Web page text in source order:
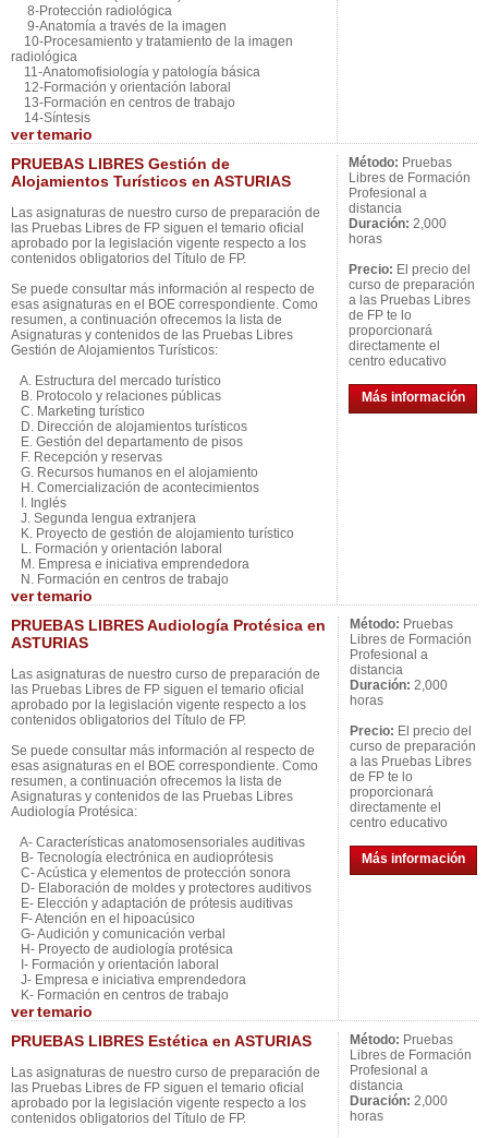
8-Protección radiológica
9-Anatomía a través de la imagen
10-Procesamiento y tratamiento de la imagen
radiológica
11-Anatomofisiología y patología básica
12-Formación y orientación laboral
13-Formación en centros de trabajo
14-Síntesis
vertemario
PRUEBAS LIBRES Gestión de
Alojamientos Turísticos en ASTURIAS
Las asignaturas de nuestro curso de preparación de
las Pruebas Libres de FP siguen el temario oficial
aprobado por la legislación vigente respecto a los
contenidos obligatorios del Título de FP.
Se puede consultar más información al respecto de
esas asignaturas en el BOE correspondiente. Como
resumen, a continuación ofrecemos la lista de
Asignaturas y contenidos de las Pruebas Libres
Gestión de Alojamientos Turísticos:
A. Estructura del mercado turístico
B. Protocolo y relaciones públicas
C. Marketing turístico
D. Dirección de alojamientos turísticos
E. Gestión del departamento de pisos
F. Recepción y reservas
G. Recursos humanos en el alojamiento
H. Comercialización de acontecimientos
I. Inglés
J. Segunda lengua extranjera
K. Proyecto de gestión de alojamiento turístico
L. Formación y orientación laboral
M. Empresa e iniciativa emprendedora
N. Formación en centros de trabajo
vertemario
Método: Pruebas
Libres de Formación
Profesional a
distancia
Duración: 2,000
horas
Precio: El precio del
curso de preparación
a las Pruebas Libres
de FP te lo
proporcionará
directamente el
centro educativo
Más información
PRUEBAS LIBRES Audiología Protésica en
ASTURIAS
Las asignaturas de nuestro curso de preparación de
las Pruebas Libres de FP siguen el temario oficial
aprobado por la legislación vigente respecto a los
contenidos obligatorios del Título de FP.
Se puede consultar más información al respecto de
esas asignaturas en el BOE correspondiente. Como
resumen, a continuación ofrecemos la lista de
Asignaturas y contenidos de las Pruebas Libres
Audiología Protésica:
A- Características anatomosensoriales auditivas
B- Tecnología electrónica en audioprótesis
C- Acústica y elementos de protección sonora
D- Elaboración de moldes y protectores auditivos
E- Elección y adaptación de prótesis auditivas
F- Atención en el hipoacúsico
G- Audición y comunicación verbal
H- Proyecto de audiología protésica
I- Formación y orientación laboral
J- Empresa e iniciativa emprendedora
K- Formación en centros de trabajo
vertemario
Método: Pruebas
Libres de Formación
Profesional a
distancia
Duración: 2,000
horas
Precio: El precio del
curso de preparación
a las Pruebas Libres
de FP te lo
proporcionará
directamente el
centro educativo
Más información
PRUEBAS LIBRES Estética en ASTURIAS
Las asignaturas de nuestro curso de preparación de
las Pruebas Libres de FP siguen el temario oficial
aprobado por la legislación vigente respecto a los
contenidos obligatorios del Título de FP.
Método: Pruebas
Libres de Formación
Profesional a
distancia
Duración: 2,000
horas